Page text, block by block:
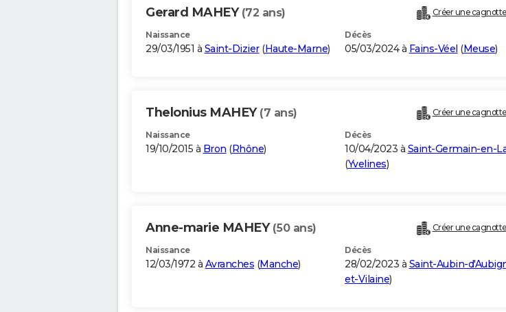
Gerard MAHEY (72 ans) Créer une
Naissance
29/03/1951 à Saint-Dizier(Haute-Marne)
Décès
05/03/2024 à Fains-Véel (Meuse)
Thelonius MAHEY (7 ans) Créer une
Naissance
19/10/2015 à Bron (Rhône)
Décès
10/04/2023 à Saint-Germain-en-
(Yvelines)
Anne-marie MAHEY (50 ans) Créer une
Naissance
12/03/1972 à Avranches (Manche)
Décès
28/02/2023 à Saint-Aubin-
et-Vilaine)